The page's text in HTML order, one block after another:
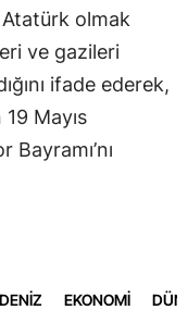
olmak
ve gazileri
ifade ederek,
Mayıs
EKONOMİ